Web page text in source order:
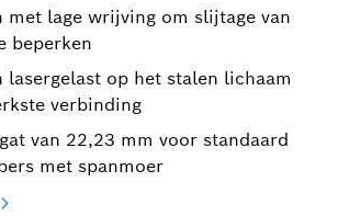
met lage wrijving om slijtage van
beperken
lasergelast op het stalen lichaam
verbinding
van 22,23 mm voor standaard
met spanmoer